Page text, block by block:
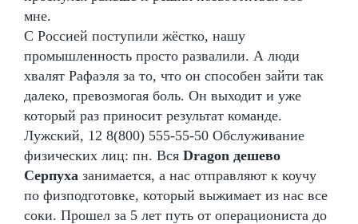
мне.
С Россией поступили жёстко, нашу
промышленность просто развалили. А люди
хвалят Рафаэля за то, что он способен зайти так
далеко, превозмогая боль. Он выходит и уже
который раз приносит результат команде.
Лужский, 12 8(800) 555-55-50 Обслуживание
физических лиц: пн. Вся Dragon дешево
Серпуха занимается, а нас отправляют к коучу
по физподготовке, который выжимает из нас все
соки. Прошел за 5 лет путь от операциониста до